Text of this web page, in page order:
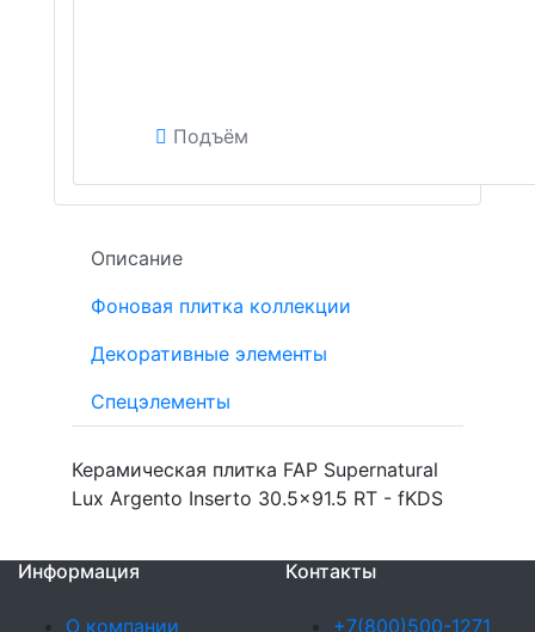
Подъём
Описание
Фоновая плитка коллекции
Декоративные элементы
Спецэлементы
Керамическая плитка FAP Supernatural
Lux Argento Inserto 30.5x91.5 RT - fKDS
Информация
О компании
Контакты
+7(800)500-1271